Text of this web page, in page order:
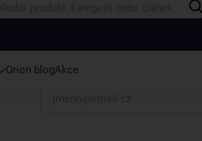
Orion blogAkce
Přihlaste se k odběru našeho
Váš e-mail